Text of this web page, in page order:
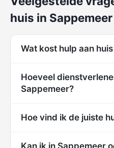
huis in Sappemeer
Wat kost hulp aan
Hoeveel
Sappemeer?
Hoe vind ik de juiste
Kan ik in Sappemeer